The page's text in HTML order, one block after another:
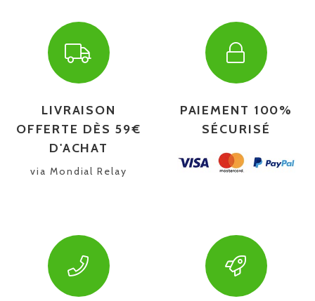
LIVRAISON
OFFERTE DÈS 59€
D'ACHAT
via Mondial Relay
PAIEMENT 100%
SÉCURISÉ